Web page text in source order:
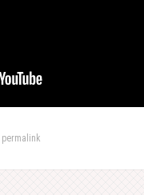
permalink